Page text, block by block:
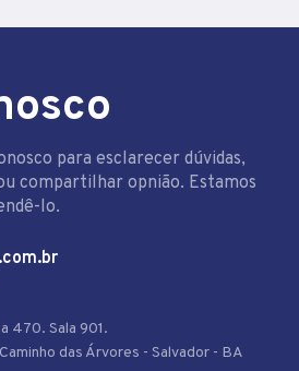
para esclarecer dúvidas,
compartilhar opnião. Estamos
lo.
470. Sala 901.
das Árvores - Salvador - BA